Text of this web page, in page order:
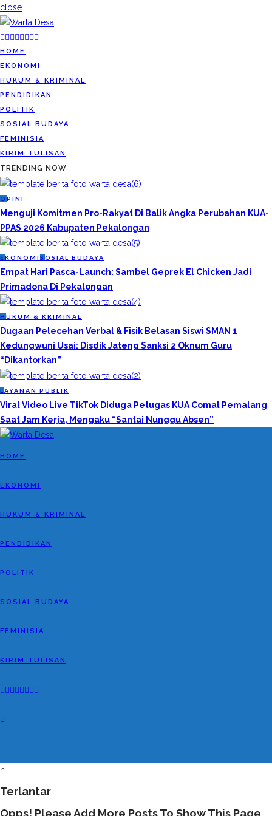
close
HOME
EKONOMI
HUKUM & KRIMINAL
PENDIDIKAN
POLITIK
SOSIAL BUDAYA
FEMINISIA
KIRIM TULISAN
TRENDING NOW
O PINI
Menguji Komitmen Pro-Rakyat Di Balik Angka Perubahan KUA-
PPAS 2026 Kabupaten Pekalongan
EKONOMI S OSIAL BUDAYA
Empat Hari Pasca-Launch: Sambel Geprek El Chicken Jadi
Primadona Di Pekalongan
H UKUM & KRIMINAL
Dugaan Pelecehan Verbal & Fisik Belasan Siswi SMAN 1
Kedungwuni Usai: Disdik Jateng Sanksi 2 Oknum Guru
“Dikantorkan”
L AYANAN PUBLIK
Viral Video Live TikTok Diduga Petugas KUA Comal Pemalang
Saat Jam Kerja, Mengaku “Santai Nunggu Absen”
HOME
EKONOMI
HUKUM & KRIMINAL
PENDIDIKAN
POLITIK
SOSIAL BUDAYA
FEMINISIA
KIRIM TULISAN
n
Terlantar
Opps! Please Add More Posts To Show This Page